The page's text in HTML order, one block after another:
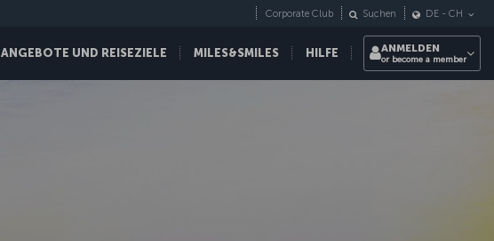
ANGEBOTE UND REISEZIELE MILES&SMILES HILFE
Corporate Club Suchen DE - CH
ANMELDEN
or become a member